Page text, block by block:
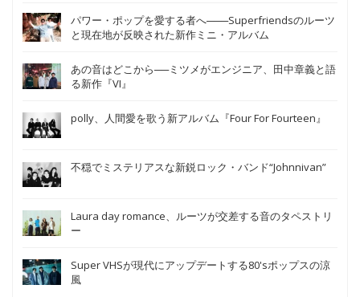
パワー・ポップを愛する者へ───Superfriendsのルーツ
と現在地が反映された新作ミニ・アルバム
あの音はどこから──ミツメがエンジニア、田中章義と語
る新作『VI』
polly、人間愛を歌う新アルバム『Four For Fourteen』
不穏でミステリアスな新鋭ロック・バンド“Johnnivan”
Laura day romance、ルーツが交差する音のタペストリ
ー
Super VHSが現代にアップデートする80'sポップスの涼
風